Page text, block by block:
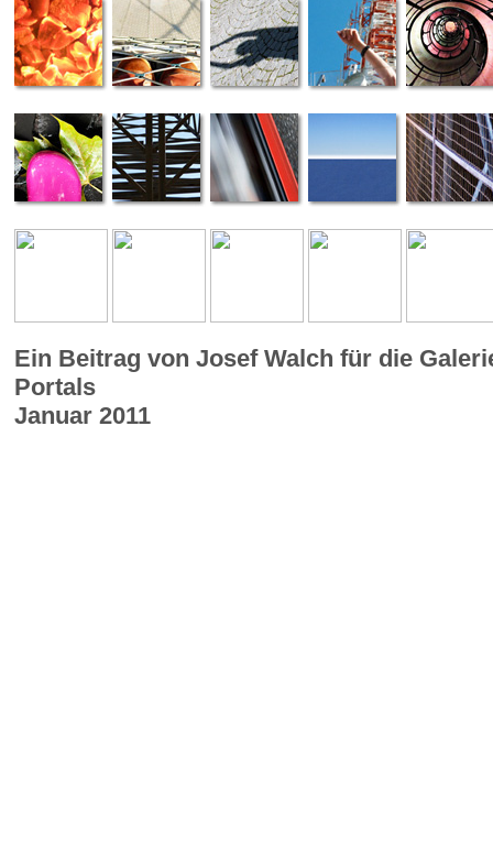
Ein Beitrag von Josef Walch für die
Portals
Januar 2011